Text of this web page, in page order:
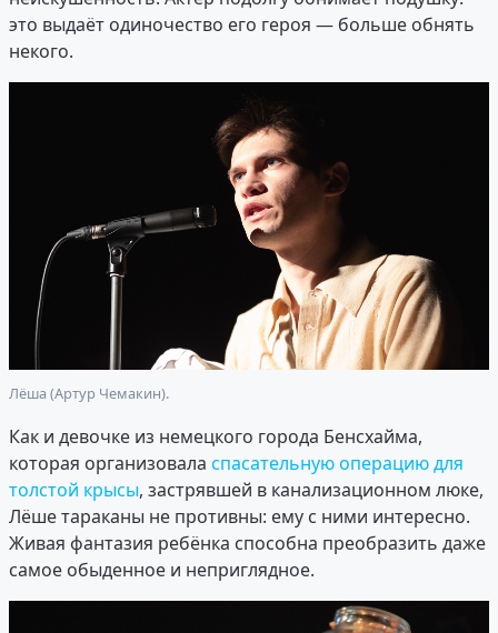
это выдаёт одиночество его героя — больше обнять
некого.
Лёша (Артур Чемакин).
Как и девочке из немецкого города Бенсхайма,
которая организовала спасательную операцию для
толстой крысы, застрявшей в канализационном люке,
Лёше тараканы не противны: ему с ними интересно.
Живая фантазия ребёнка способна преобразить даже
самое обыденное и неприглядное.